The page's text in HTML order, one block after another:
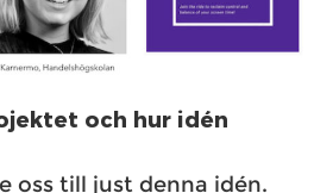
och hur idén
oss till just denna idén.